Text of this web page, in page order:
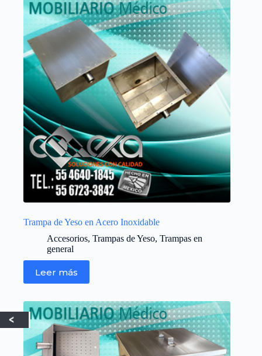
Trampa de Yeso en Acero Inoxidable
Accesorios, Trampas de Yeso, Trampas en
general
Leer más